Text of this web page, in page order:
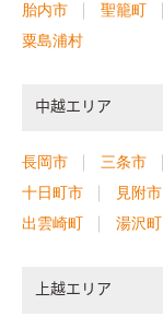
胎内市
聖籠町
粟島浦村
中越エリア
長岡市 三条市
十日町市
見附市
出雲崎町
湯沢町
上越エリア